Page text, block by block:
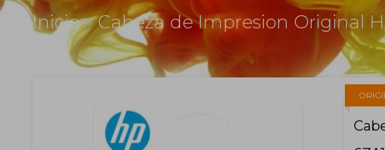
Inicio»Cabeza de Impresion Original